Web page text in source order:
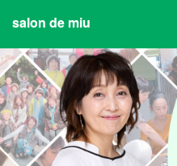
salon de miu